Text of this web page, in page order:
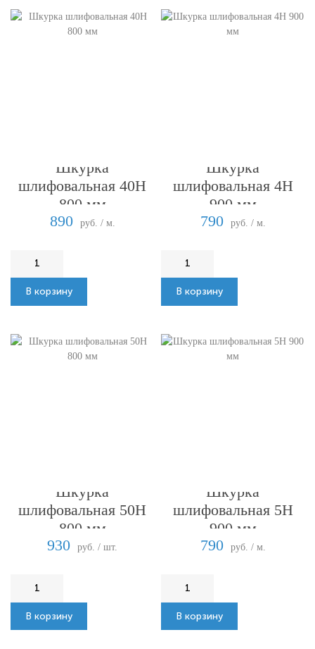
Шкурка
шлифовальная 40Н
800 мм
890
руб. / м.
В корзину
Шкурка
шлифовальная 4Н
900 мм
790
руб. / м.
В корзину
Шкурка
шлифовальная 50Н
800 мм
930
руб. / шт.
В корзину
Шкурка
шлифовальная 5Н
900 мм
790
руб. / м.
В корзину